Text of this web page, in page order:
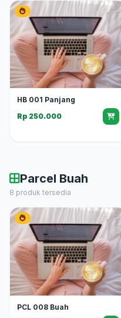
HB 001 Panjang
Rp 250.000
Parcel Buah
8 produk tersedia
PCL 008 Buah